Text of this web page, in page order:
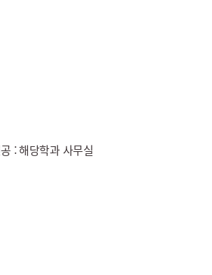
: 해당학과 사무실